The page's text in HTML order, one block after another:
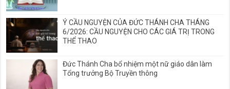
Ý CẦU NGUYỆN CỦA ĐỨC THÁNH CHA THÁNG
6/2026: CẦU NGUYỆN CHO CÁC GIÁ TRỊ TRONG
THỂ THAO
Đức Thánh Cha bổ nhiệm một nữ giáo dân làm
Tổng trưởng Bộ Truyền thông